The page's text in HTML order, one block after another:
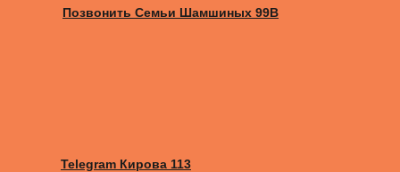
Позвонить Семьи Шамшиных 99В
Telegram Кирова 113